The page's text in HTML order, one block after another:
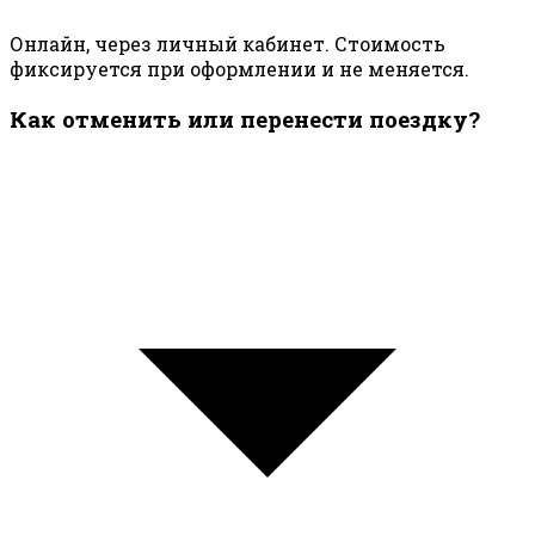
Онлайн, через личный кабинет. Стоимость
фиксируется при оформлении и не меняется.
Как отменить или перенести поездку?